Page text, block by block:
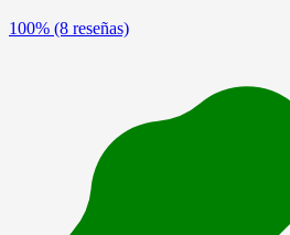
100% (8 reseñas)